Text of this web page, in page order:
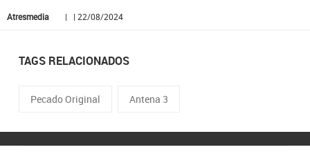
Atresmedia | | 22/08/2024
TAGS RELACIONADOS
Pecado Original Antena 3